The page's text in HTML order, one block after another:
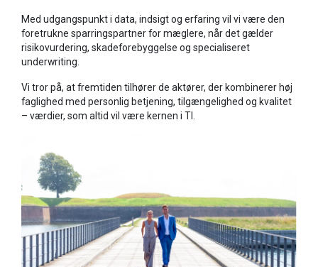
Med udgangspunkt i data, indsigt og erfaring vil vi være den
foretrukne sparringspartner for mæglere, når det gælder
risikovurdering, skadeforebyggelse og specialiseret
underwriting.
Vi tror på, at fremtiden tilhører de aktører, der kombinerer høj
faglighed med personlig betjening, tilgængelighed og kvalitet
– værdier, som altid vil være kernen i TI.